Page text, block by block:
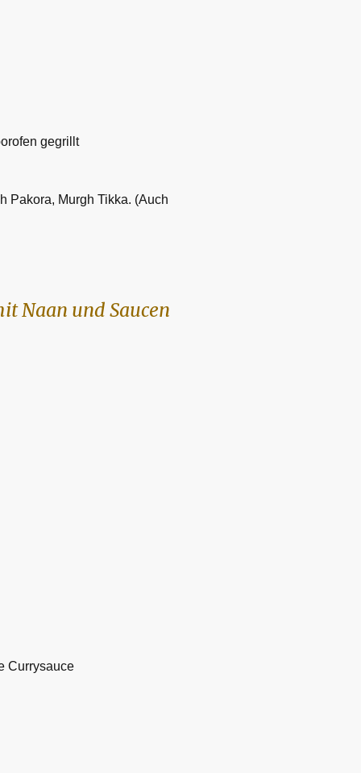
gegrillt
Pakora, Murgh Tikka. (Auch
Naan und Saucen
Currysauce